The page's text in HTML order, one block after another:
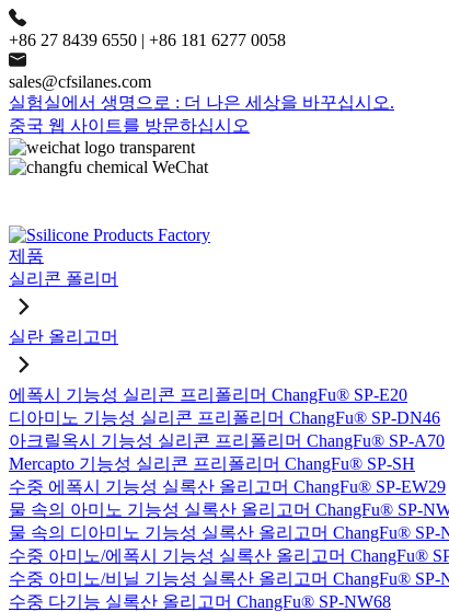
+86 27 8439 6550 | +86 181 6277 0058
sales@cfsilanes.com
실험실에서 생명으로 : 더 나은 세상을 바꾸십시오.
중국 웹 사이트를 방문하십시오
제품
실리콘 폴리머
실란 올리고머
에폭시 기능성 실리콘 프리폴리머 ChangFu® SP-E20
디아미노 기능성 실리콘 프리폴리머 ChangFu® SP-DN46
아크릴옥시 기능성 실리콘 프리폴리머 ChangFu® SP-A70
Mercapto 기능성 실리콘 프리폴리머 ChangFu® SP-SH
수중 에폭시 기능성 실록산 올리고머 ChangFu® SP-EW29
물 속의 아미노 기능성 실록산 올리고머 ChangFu® SP-
물 속의 디아미노 기능성 실록산 올리고머 ChangFu® SP-
수중 아미노/에폭시 기능성 실록산 올리고머 ChangFu®
수중 아미노/비닐 기능성 실록산 올리고머 ChangFu® SP-
수중 다기능 실록산 올리고머 ChangFu® SP-NW68